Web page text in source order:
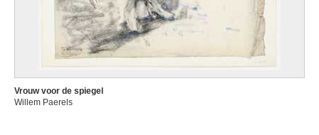
Vrouw voor de spiegel
Willem Paerels